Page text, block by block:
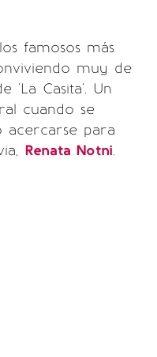
famosos más
muy de
'La Casita'. Un
cuando se
para
Renata Notni.